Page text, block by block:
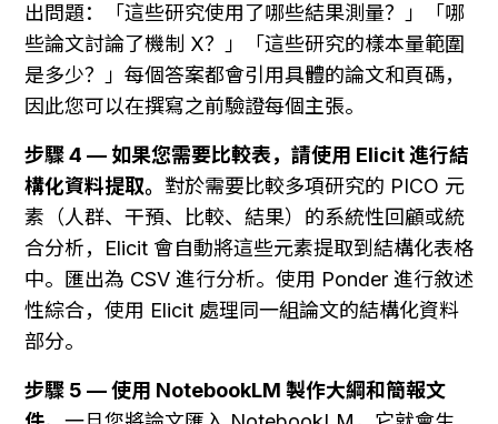
出問題：「這些研究使用了哪些結果測量？」「哪
些論文討論了機制 X？」「這些研究的樣本量範圍
是多少？」每個答案都會引用具體的論文和頁碼，
因此您可以在撰寫之前驗證每個主張。
步驟 4 — 如果您需要比較表，請使用 Elicit 進行結
構化資料提取。 對於需要比較多項研究的 PICO 元
素（人群、干預、比較、結果）的系統性回顧或統
合分析，Elicit 會自動將這些元素提取到結構化表格
中。匯出為 CSV 進行分析。使用 Ponder 進行敘述
性綜合，使用 Elicit 處理同一組論文的結構化資料
部分。
步驟 5 — 使用 NotebookLM 製作大綱和簡報文